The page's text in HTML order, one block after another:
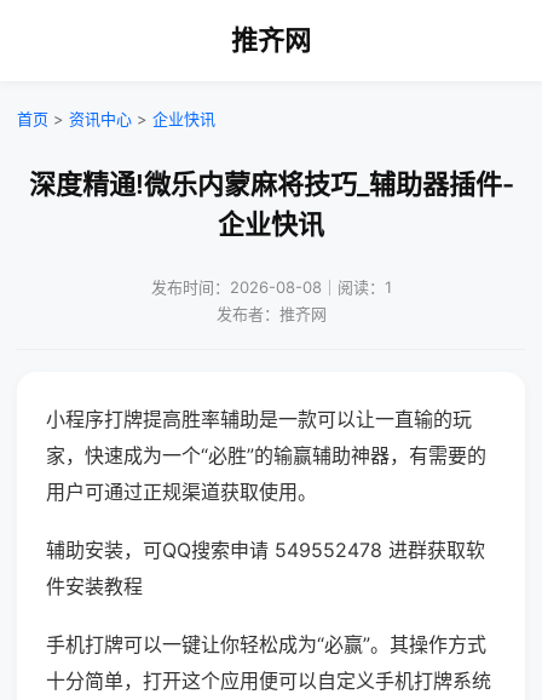
推齐网
首页 > 资讯中心 > 企业快讯
深度精通!微乐内蒙麻将技巧_辅助器插件-
企业快讯
发布时间：2026-08-08｜阅读：1
发布者：推齐网
小程序打牌提高胜率辅助是一款可以让一直输的玩
家，快速成为一个“必胜”的输赢辅助神器，有需要的
用户可通过正规渠道获取使用。
辅助安装，可QQ搜索申请 549552478 进群获取软
件安装教程
手机打牌可以一键让你轻松成为“必赢”。其操作方式
十分简单，打开这个应用便可以自定义手机打牌系统